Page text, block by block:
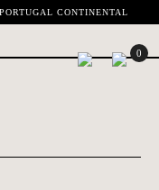
CONTINENTAL
0